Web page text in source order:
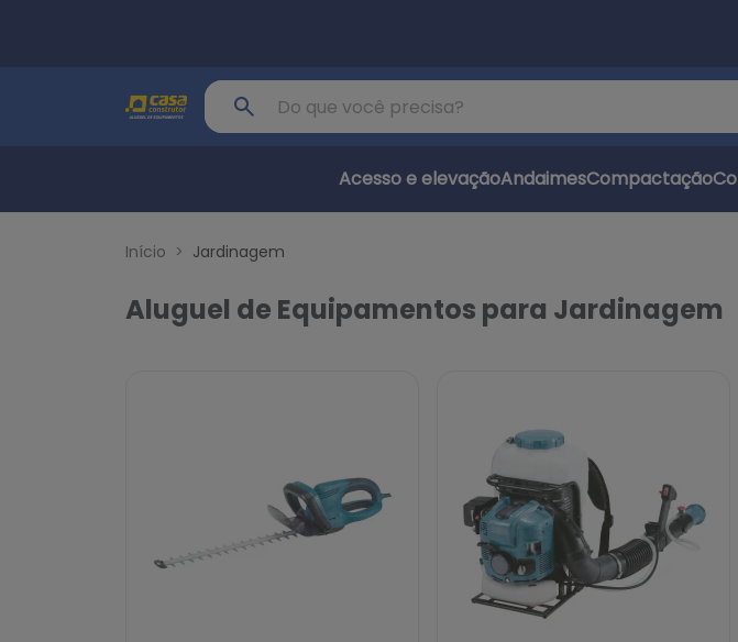
Buscar produtos
Acesso e elevaçãoAndaimesCompactação
Início Jardinagem
Aluguel de Equipamentos para Jardinagem